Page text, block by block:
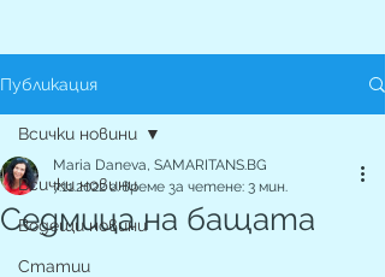
Публикация
Всички новини
Водещи новини
Статии
Всички новини
Седмица на бащата
Maria Daneva, SAMARITANS.BG
7.11.2022 г.време за четене: 3 мин.